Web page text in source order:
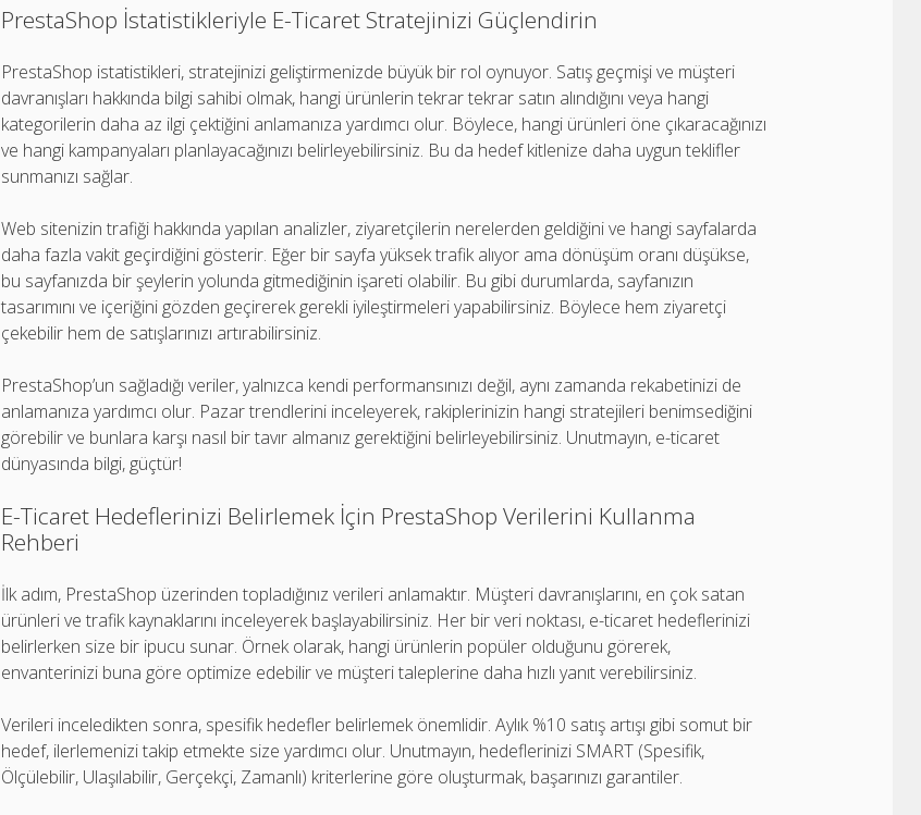
PrestaShop İstatistikleriyle E-Ticaret Stratejinizi Güçlendirin
PrestaShop istatistikleri, stratejinizi geliştirmenizde büyük bir rol oynuyor. Satış geçmişi ve müşteri
davranışları hakkında bilgi sahibi olmak, hangi ürünlerin tekrar tekrar satın alındığını veya hangi
kategorilerin daha az ilgi çektiğini anlamanıza yardımcı olur. Böylece, hangi ürünleri öne çıkaracağınızı
ve hangi kampanyaları planlayacağınızı belirleyebilirsiniz. Bu da hedef kitlenize daha uygun teklifler
sunmanızı sağlar.
Web sitenizin trafiği hakkında yapılan analizler, ziyaretçilerin nerelerden geldiğini ve hangi sayfalarda
daha fazla vakit geçirdiğini gösterir. Eğer bir sayfa yüksek trafik alıyor ama dönüşüm oranı düşükse,
bu sayfanızda bir şeylerin yolunda gitmediğinin işareti olabilir. Bu gibi durumlarda, sayfanızın
tasarımını ve içeriğini gözden geçirerek gerekli iyileştirmeleri yapabilirsiniz. Böylece hem ziyaretçi
çekebilir hem de satışlarınızı artırabilirsiniz.
PrestaShop’un sağladığı veriler, yalnızca kendi performansınızı değil, aynı zamanda rekabetinizi de
anlamanıza yardımcı olur. Pazar trendlerini inceleyerek, rakiplerinizin hangi stratejileri benimsediğini
görebilir ve bunlara karşı nasıl bir tavır almanız gerektiğini belirleyebilirsiniz. Unutmayın, e-ticaret
dünyasında bilgi, güçtür!
E-Ticaret Hedeflerinizi Belirlemek İçin PrestaShop Verilerini Kullanma
Rehberi
İlk adım, PrestaShop üzerinden topladığınız verileri anlamaktır. Müşteri davranışlarını, en çok satan
ürünleri ve trafik kaynaklarını inceleyerek başlayabilirsiniz. Her bir veri noktası, e-ticaret hedeflerinizi
belirlerken size bir ipucu sunar. Örnek olarak, hangi ürünlerin popüler olduğunu görerek,
envanterinizi buna göre optimize edebilir ve müşteri taleplerine daha hızlı yanıt verebilirsiniz.
Verileri inceledikten sonra, spesifik hedefler belirlemek önemlidir. Aylık %10 satış artışı gibi somut bir
hedef, ilerlemenizi takip etmekte size yardımcı olur. Unutmayın, hedeflerinizi SMART (Spesifik,
Ölçülebilir, Ulaşılabilir, Gerçekçi, Zamanlı) kriterlerine göre oluşturmak, başarınızı garantiler.